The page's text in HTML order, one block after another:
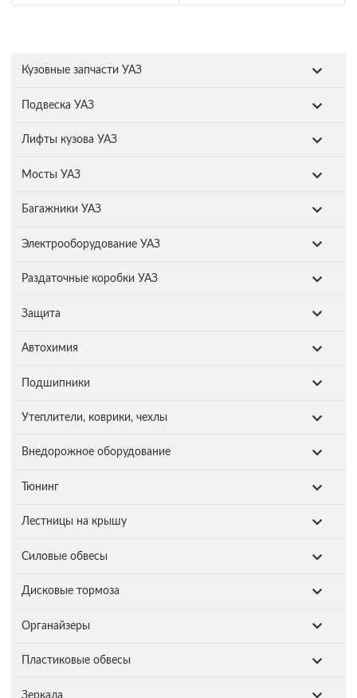
Кузовные запчасти УАЗ
Подвеска УАЗ
Лифты кузова УАЗ
Мосты УАЗ
Багажники УАЗ
Электрооборудование УАЗ
Раздаточные коробки УАЗ
Защита
Автохимия
Подшипники
Утеплители, коврики, чехлы
Внедорожное оборудование
Тюнинг
Лестницы на крышу
Силовые обвесы
Дисковые тормоза
Органайзеры
Пластиковые обвесы
Зеркала